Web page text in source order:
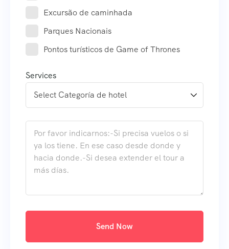
Excursão de caminhada
Parques Nacionais
Pontos turísticos de Game of Thrones
Services
Send Now